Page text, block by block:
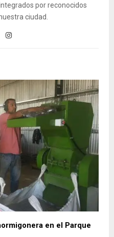
por reconocidos
ciudad.
en el Parque